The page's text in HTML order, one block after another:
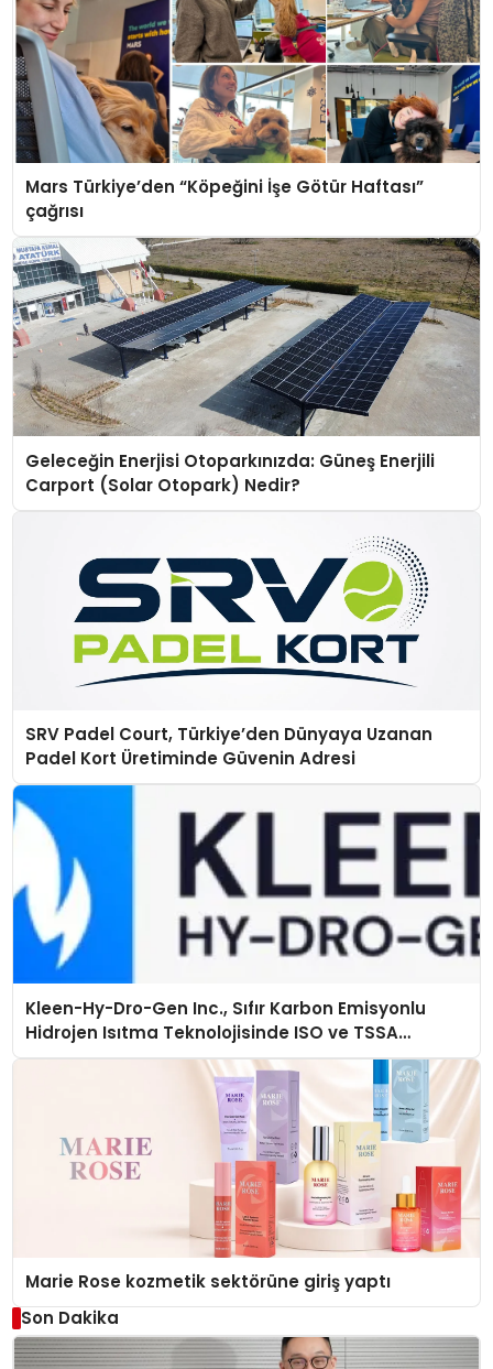
Mars Türkiye’den “Köpeğini İşe Götür Haftası”
çağrısı
Geleceğin Enerjisi Otoparkınızda: Güneş Enerjili
Carport (Solar Otopark) Nedir?
SRV Padel Court, Türkiye’den Dünyaya Uzanan
Padel Kort Üretiminde Güvenin Adresi
Kleen-Hy-Dro-Gen Inc., Sıfır Karbon Emisyonlu
Hidrojen Isıtma Teknolojisinde ISO ve TSSA
Düzenleyici Onaylarını Aldı
Marie Rose kozmetik sektörüne giriş yaptı
Son Dakika